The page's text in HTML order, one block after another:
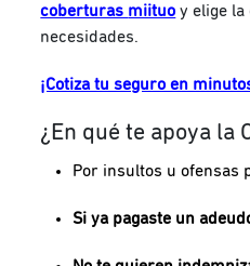
coberturas miituo y elige la
necesidades.
¡Cotiza tu seguro en
¿En qué te apoya la
Por insultos u ofensas
Si ya pagaste un